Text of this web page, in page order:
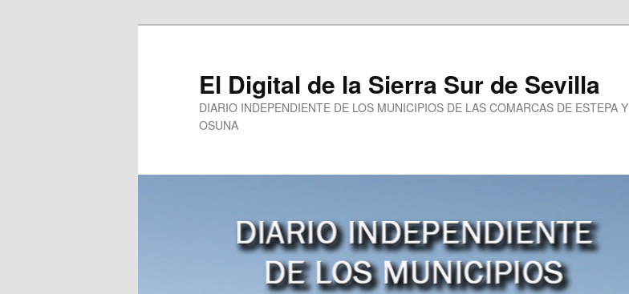
El Digital de la Sierra Sur de Sevilla
DIARIO INDEPENDIENTE DE LOS MUNICIPIOS DE LAS COMARCAS DE ESTEPA Y
OSUNA